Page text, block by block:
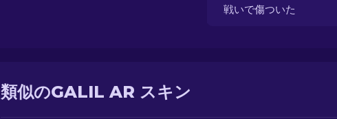
戦いで傷ついた
類似のGALIL AR スキン